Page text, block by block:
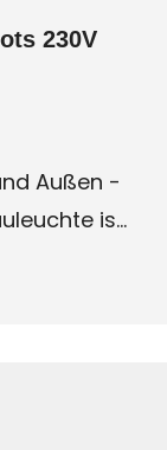
230V
Außen -
ist